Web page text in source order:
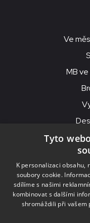
Ve
MB
© 2026
MKS Beseda,
IČO: 00091758, DIČ:
Tyto
K personalizaci obsahu,
soubory cookie.
sdílíme s našimi
kombinovat s dalšími
shromáždili při vašem